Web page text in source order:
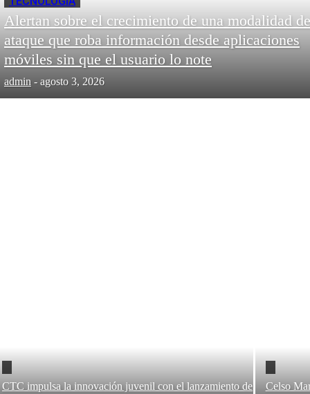
Alertan sobre el crecimiento de una modalidad de
ataque que roba información desde aplicaciones
móviles sin que el usuario lo note
admin - agosto 3, 2026
CTC impulsa la innovación juvenil con el lanzamiento de
Celso